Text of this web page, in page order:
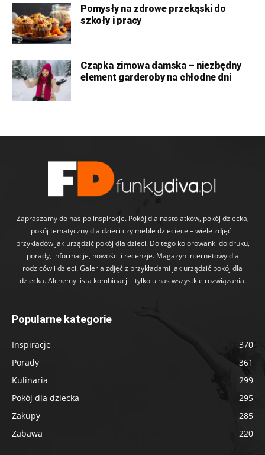
Pomysły na zdrowe przekąski do
szkoły i pracy
Czapka zimowa damska – niezbędny
element garderoby na chłodne dni
Zapraszamy do nas po inspiracje. Pokój dla nastolatków, pokój dziecka,
pokój tematyczny dla dzieci czy meble dziecięce – wiele zdjęć i
przykładów jak urządzić pokój dla dzieci. Do tego kolorowanki do druku,
porady, informacje, nowości i recenzje. Magazyn internetowy dla
rodziców i dzieci. Galeria zdjęć z przykładami jak urządzić pokój dla
dziecka. Alchemy lista kombinacji - tylko u nas wszystkie rozwiązania.
Popularne kategorie
Inspiracje
370
Porady
361
Kulinaria
299
Pokój dla dziecka
295
Zakupy
285
Zabawa
220